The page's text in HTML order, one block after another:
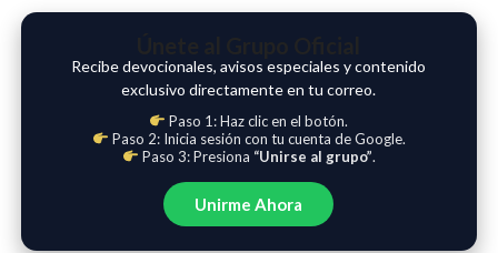
Recibe devocionales, avisos especiales y contenido
exclusivo directamente en tu correo.
Paso 1: Haz clic en el botón.
Paso 2: Inicia sesión con tu cuenta de Google.
Paso 3: Presiona “Unirse al grupo”.
Unirme Ahora